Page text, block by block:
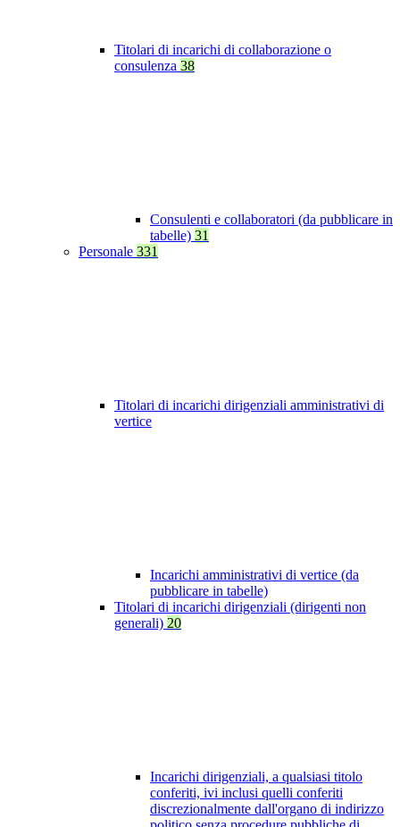
Titolari di incarichi di collaborazione o
consulenza 38
Consulenti e collaboratori (da pubblicare in
tabelle) 31
Personale 331
Titolari di incarichi dirigenziali amministrativi di
vertice
Incarichi amministrativi di vertice (da
pubblicare in tabelle)
Titolari di incarichi dirigenziali (dirigenti non
generali) 20
Incarichi dirigenziali, a qualsiasi titolo
conferiti, ivi inclusi quelli conferiti
discrezionalmente dall'organo di indirizzo